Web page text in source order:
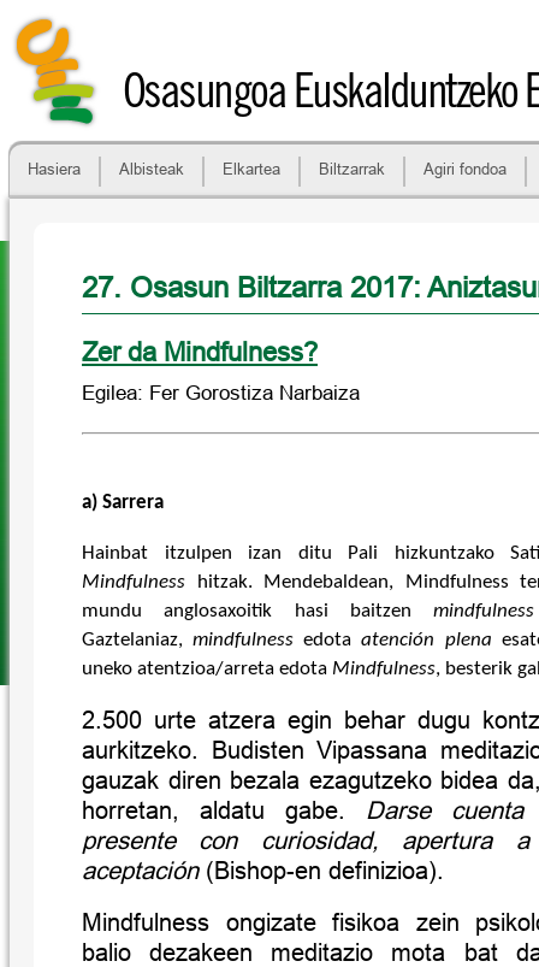
Osasungoa Euskalduntzeko
Hasiera Albisteak Elkartea Biltzarrak Agiri fondoa
27. Osasun Biltzarra 2017:
Zer da Mindfulness?
Egilea: Fer Gorostiza Narbaiza
a) Sarrera
Hainbat itzulpen izan ditu Pali hizkuntzako
Mindfulness hitzak. Mendebaldean, Mindfulness
mundu anglosaxoitik hasi baitzenmindfulness
Gaztelaniaz,mindfulness edotaatención plena
uneko atentzioa/arreta edota Mindfulness, besterik
2.500 urte atzera egin behar dugu
aurkitzeko. Budisten Vipassana
gauzak diren bezala ezagutzeko bidea
horretan, aldatu gabe. Darse
presente con curiosidad, apertura
aceptación(Bishop-en definizioa).
Mindfulness ongizate fisikoa zein
balio dezakeen meditazio mota bat